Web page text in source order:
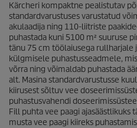
e
Kärcheri kompaktne pealistutav
standardvarustuses varustatud
akulaadija ning 110-liitriste
puhastada kuni 5100 m² suuruse
tänu 75 cm töölaiusega rullharjale
külgmisele puhastusseadmele,
võrra ning võimaldab puhastada
alt. Masina standardvarustusse
kiirusest sõltuv vee
puhastusvahendi
Fill puhta vee paagi
musta vee paagi kiireks